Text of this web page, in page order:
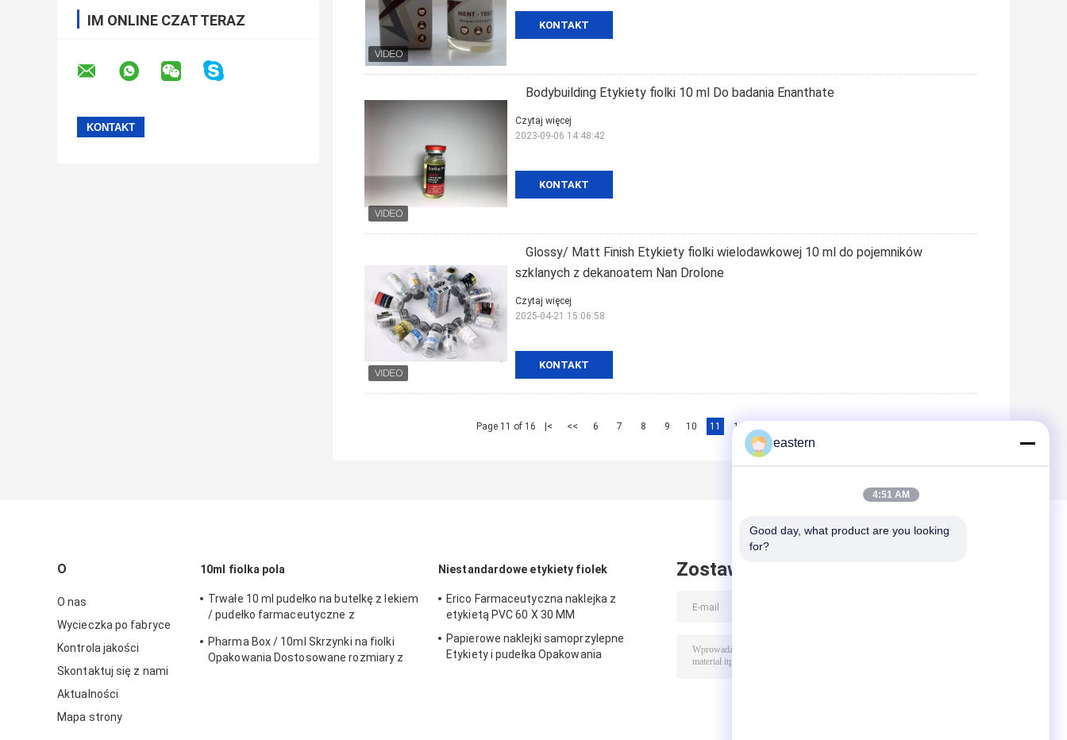
IM ONLINE CZAT TERAZ KONTAKT
Bodybuilding Etykiety fiolki 10 ml Do badania Enanthate
KONTAKT
Czytaj więcej
2023-09-06 14:48:42
Glossy/ Matt Finish Etykiety fiolki wielodawkowej 10 ml do pojemników
szklanych z dekanoatem Nan Drolone
KONTAKT
Czytaj więcej
2025-04-21 15:06:58
Page 11 of 16 |< << 6 7 8 9 10 11 12
O
O nas
Wycieczka po fabryce
Kontrola jakości
Skontaktuj się z nami
Aktualności
Mapa strony
10ml fiolka pola
Trwałe 10 ml pudełko na butelkę z lekiem
/ pudełko farmaceutyczne z
Pharma Box / 10ml Skrzynki na fiolki
Opakowania Dostosowane rozmiary z
Niestandardowe etykiety fiolek
Erico Farmaceutyczna naklejka z
etykietą PVC 60 X 30 MM
Papierowe naklejki samoprzylepne
Etykiety i pudełka Opakowania
Zostaw wiadomość
eastern
4:51 AM
Good day, what product are you looking
for?